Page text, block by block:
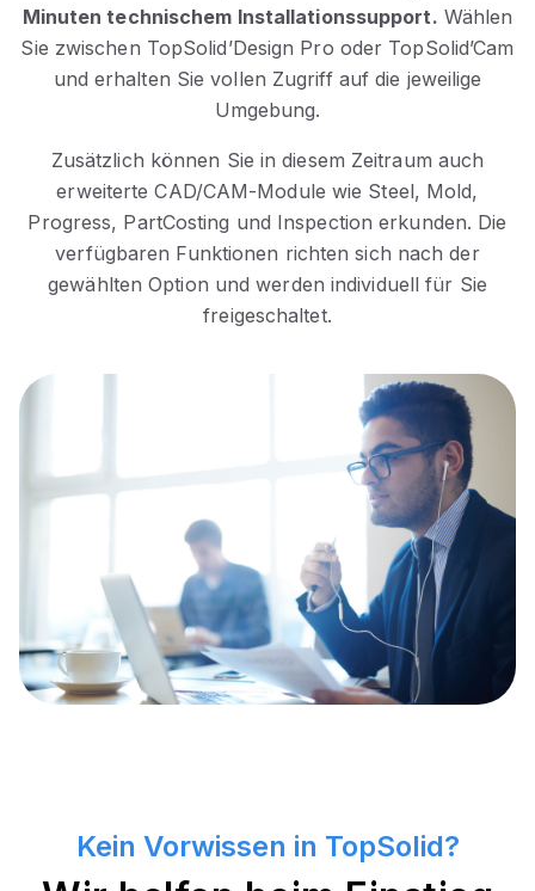
Minuten technischem Installationssupport. Wählen
Sie zwischen TopSolid’Design Pro oder TopSolid’Cam
und erhalten Sie vollen Zugriff auf die jeweilige
Umgebung.
Zusätzlich können Sie in diesem Zeitraum auch
erweiterte CAD/CAM-Module wie Steel, Mold,
Progress, PartCosting und Inspection erkunden. Die
verfügbaren Funktionen richten sich nach der
gewählten Option und werden individuell für Sie
freigeschaltet.
Kein Vorwissen in TopSolid?